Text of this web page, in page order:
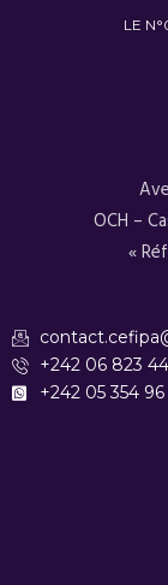
LE
OCH –
«
+242 06 823
+242 05 354 96